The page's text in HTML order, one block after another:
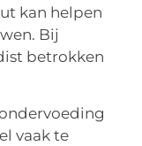
kan helpen
Bij
betrokken
vaak te